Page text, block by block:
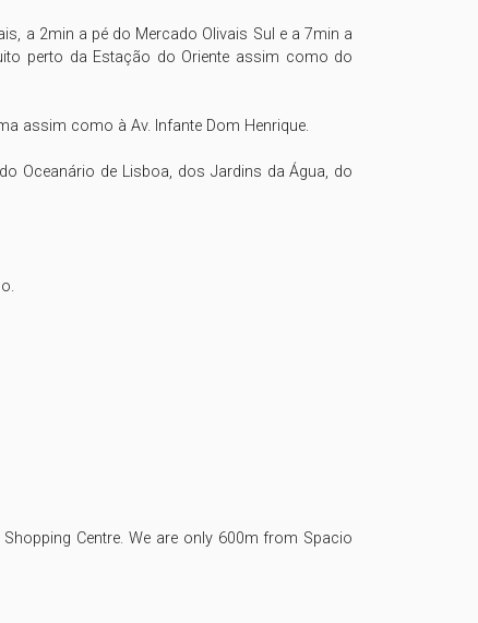
a 2min a pé do Mercado Olivais Sul e a 7min a
perto da Estação do Oriente assim como do
assim como à Av. Infante Dom Henrique.
Oceanário de Lisboa, dos Jardins da Água, do
Centre. We are only 600m from Spacio